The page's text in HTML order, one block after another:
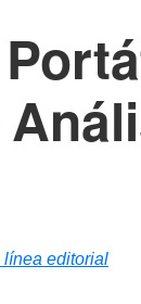
línea editorial